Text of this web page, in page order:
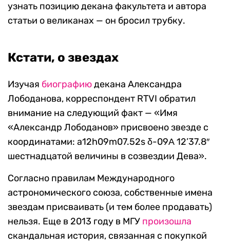
узнать позицию декана факультета и автора
статьи о великанах — он бросил трубку.
Кстати, о звездах
Изучая биографиюдекана Александра
Лободанова, корреспондент RTVI обратил
внимание на следующий факт — «Имя
«Александр Лободанов» присвоено звезде с
координатами: a12h09m07.52s δ-09Α 12’37.8″
шестнадцатой величины в созвездии Дева».
Согласно правилам Международного
астрономического союза, собственные имена
звездам присваивать (и тем более продавать)
нельзя. Еще в 2013 году в МГУ произошла
скандальная история, связанная с покупкой